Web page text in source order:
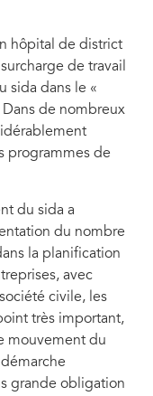
hôpital de district
de travail
sida dans le «
de nombreux
programmes de
du sida a
du nombre
la planification
avec
civile, les
très important,
mouvement du
grande obligation